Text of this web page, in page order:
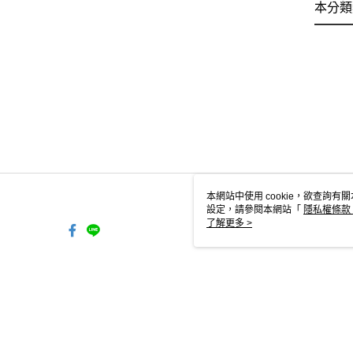
本分
本網站中使用 cookie，欲查詢有
設定，請參閱本網站「 隱私權條款
使用 cookie。
了解更多 >